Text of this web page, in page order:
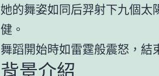
她的舞姿如同后羿射下九個太
健。
舞蹈開始時如雷霆般震怒，結
背景介紹